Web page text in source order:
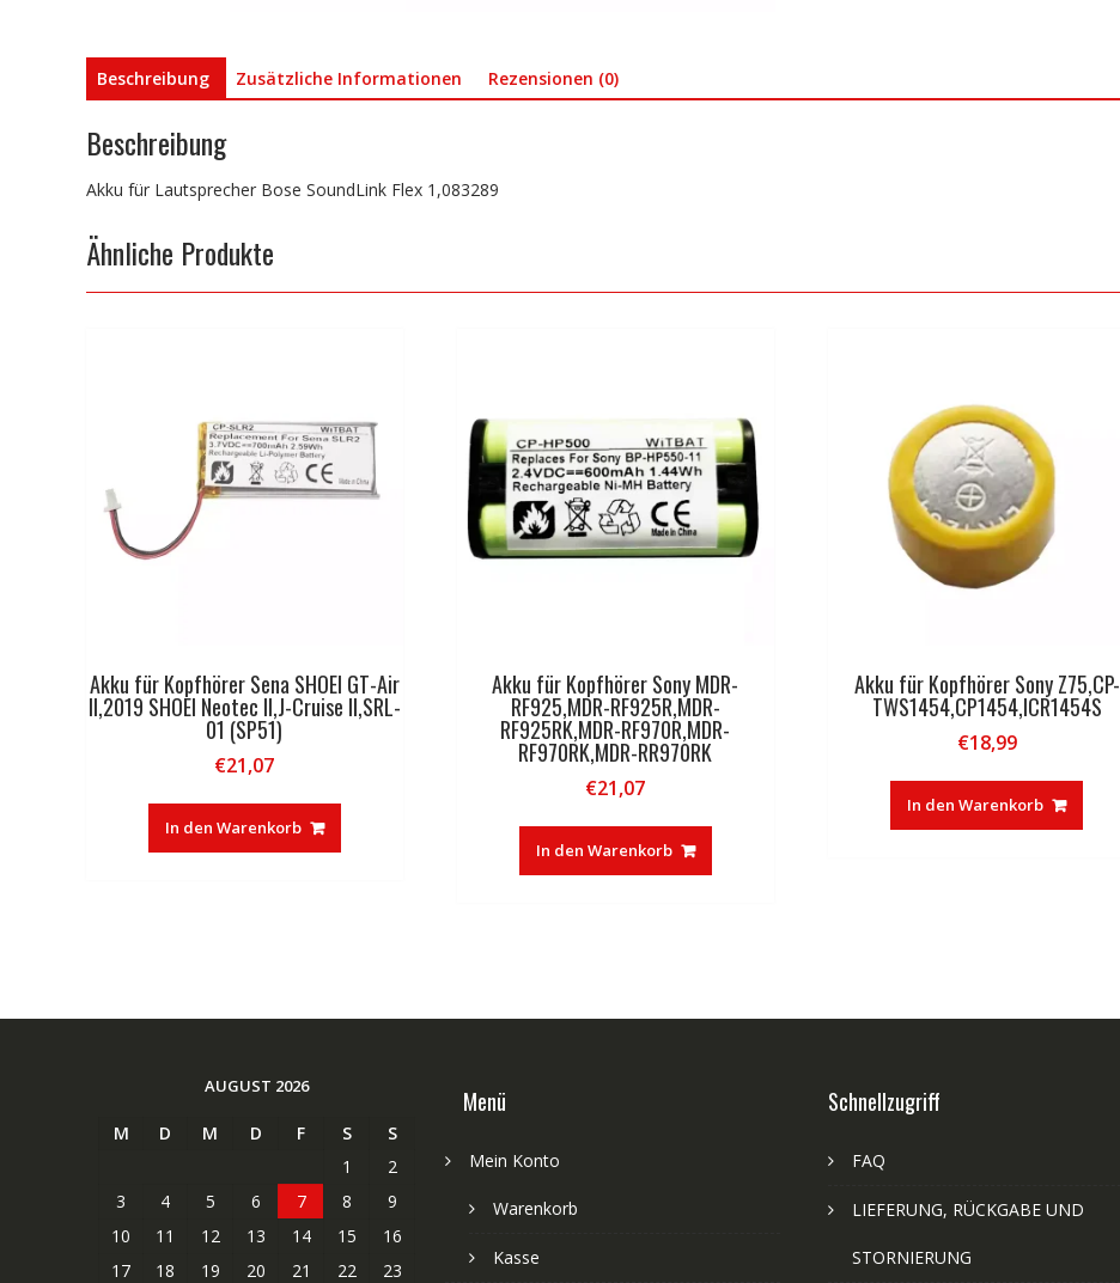
Beschreibung Zusätzliche Informationen Rezensionen (0)
Beschreibung
Akku für Lautsprecher Bose SoundLink Flex 1,083289
Ähnliche Produkte
Akku für Kopfhörer Sena SHOEI GT-Air
II,2019 SHOEI Neotec II,J-Cruise II,SRL-
01 (SP51)
€21,07
In den Warenkorb
Akku für Kopfhörer Sony MDR-
RF925,MDR-RF925R,MDR-
RF925RK,MDR-RF970R,MDR-
RF970RK,MDR-RR970RK
€21,07
In den Warenkorb
Akku für Kopfhörer Sony Z75,CP-
TWS1454,CP1454,ICR1454S
€18,99
In den Warenkorb
AUGUST 2026
M D M D F S
S
1
2
3
4 5 6 7 8
9
10
11 12 13 14 15
16
17
18 19 20 21 22
23
Menü
Mein Konto
Warenkorb
Kasse
Schnellzugriff
FAQ
LIEFERUNG, RÜCKGABE UND
STORNIERUNG